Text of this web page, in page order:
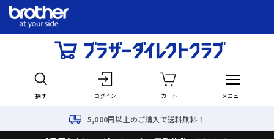
探す ログイン カート メニュー
5,000円以上のご購入で送料無料！